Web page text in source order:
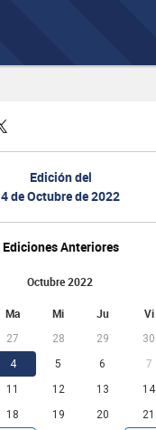
Edición del
4 de Octubre de 2022
Ediciones Anteriores
Octubre 2022
Ma Mi Ju Vi
27 28 29 30
4 5 6 7
11 12 13 14
18 19 20 21